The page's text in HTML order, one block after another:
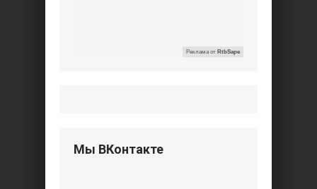
Реклама от RtbSape
Мы ВКонтакте